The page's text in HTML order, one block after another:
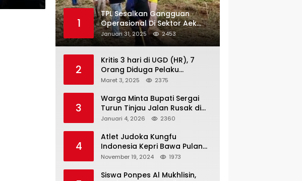
1
TPL Sesalkan Gangguan
Operasional Di Sektor Aek
Nauli
Januari 31, 2025 2453
2
Kritis 3 hari di UGD (HR), 7
Orang Diduga Pelaku
Pengeroyokan di Lift KTV
Kantor Hukum JAP
Pertanyakan Kinerja Polresta
Tanjungpinang
Maret 3, 2025 2375
3
Warga Minta Bupati Sergai
Turun Tinjau Jalan Rusak di
Dusun 4 Desa Sei Periuk
Januari 4, 2026 2360
4
Atlet Judoka Kungfu
Indonesia Kepri Bawa Pulang
11 Medali Pra Fornas bogor, 3
November 19, 2024 1973
Siswa Ponpes Al Mukhlisin,